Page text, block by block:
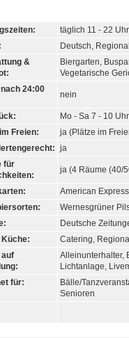
täglich 11 - 22 Uhr
Deutsch,
&
Biergarten,
Vegetarische
24:00
nein
Mo - Sa 7 - 10
Freien:
ja (Plätze im
ja
für
ja (4 Räume (40/
American
Wernesgrüner
Deutsche
Catering,
auf
Alleinunterhalter,
Lichtanlage,
für:
Bälle/
Senioren